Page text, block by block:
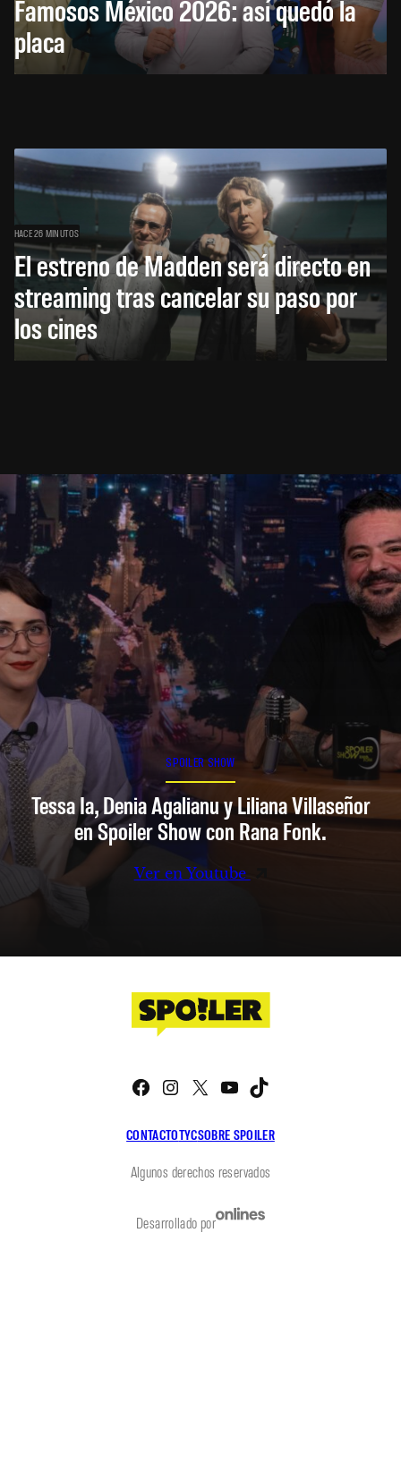
Famosos México 2026: así quedó la
placa
HACE 26 MINUTOS
El estreno de Madden será directo en
streaming tras cancelar su paso por
los cines
SPOILER SHOW
Tessa Ia, Denia Agalianu y Liliana Villaseñor
en Spoiler Show con Rana Fonk.
Ver en Youtube
CONTACTOTYCSOBRE SPOILER
Facebook
Instagram
X YouTube
Algunos derechos reservados
Desarrollado por